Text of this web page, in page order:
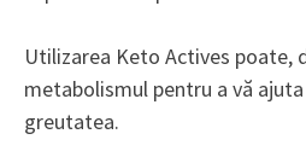
Utilizarea Keto Actives poate,
metabolismul pentru a vă
greutatea.